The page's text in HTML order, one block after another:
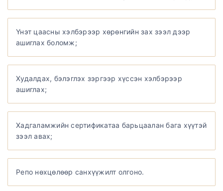
Үнэт цаасны хэлбэрээр хөрөнгийн зах зээл дээр
ашиглах боломж;
Худалдах, бэлэглэх зэргээр хүссэн хэлбэрээр
ашиглах;
Хадгаламжийн сертификатаа барьцаалан бага хүүтэй
зээл авах;
Репо нөхцөлөөр санхүүжилт олгоно.